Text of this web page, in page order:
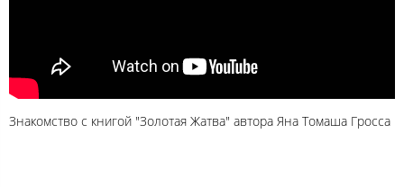
Знакомство с книгой "Золотая Жатва" автора Яна Томаша Гросса